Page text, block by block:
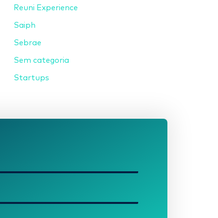
Reuni Experience
Saiph
Sebrae
Sem categoria
Startups